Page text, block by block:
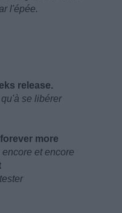
l'épée.
release.
se libérer
more
et encore